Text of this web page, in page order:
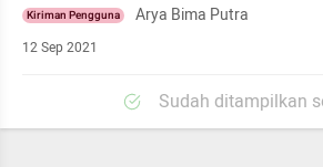
Kiriman Pengguna Arya Bima Putra
12 Sep 2021
Sudah ditampilkan